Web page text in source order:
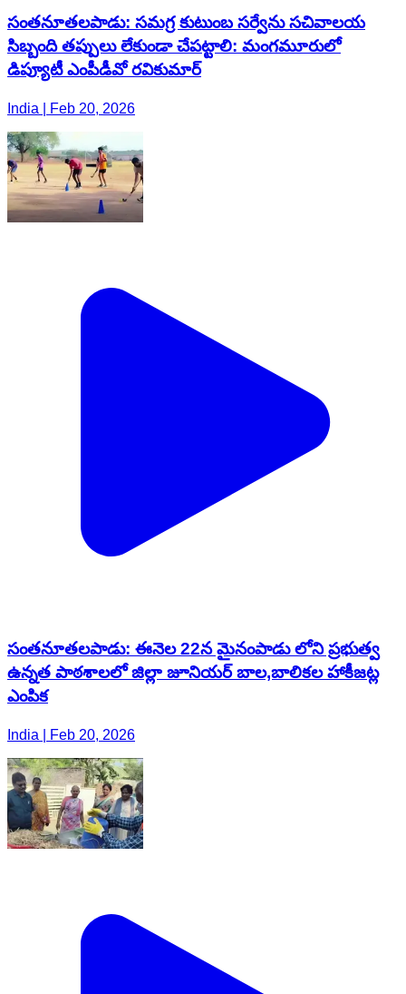
సంతనూతలపాడు: సమగ్ర కుటుంబ సర్వేను సచివాలయ
సిబ్బంది తప్పులు లేకుండా చేపట్టాలి: మంగమూరులో
డిప్యూటీ ఎంపీడీవో రవికుమార్
India | Feb 20, 2026
సంతనూతలపాడు: ఈనెల 22న మైనంపాడు లోని ప్రభుత్వ
ఉన్నత పాఠశాలలో జిల్లా జూనియర్ బాల,బాలికల హాకీజట్ల
ఎంపిక
India | Feb 20, 2026